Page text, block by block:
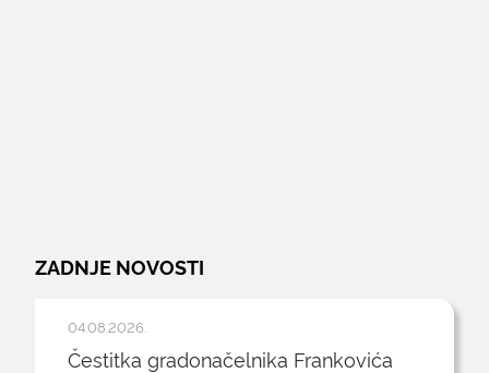
ZADNJE NOVOSTI
04.08.2026.
Čestitka gradonačelnika Frankovića